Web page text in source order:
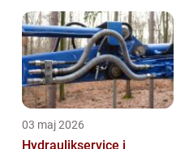
03 maj 2026
Hydraulikservice i